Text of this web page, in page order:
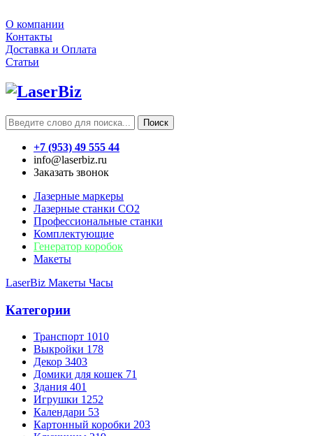
О компании
Контакты
Доставка и Оплата
Статьи
Поиск
+7 (953) 49 555 44
info@laserbiz.ru
Заказать звонок
Лазерные маркеры
Лазерные станки CO2
Профессиональные станки
Комплектующие
Генератор коробок
Макеты
LaserBiz Макеты Часы
Категории
Транспорт 1010
Выкройки 178
Декор 3403
Домики для кошек 71
Здания 401
Игрушки 1252
Календари 53
Картонный коробки 203